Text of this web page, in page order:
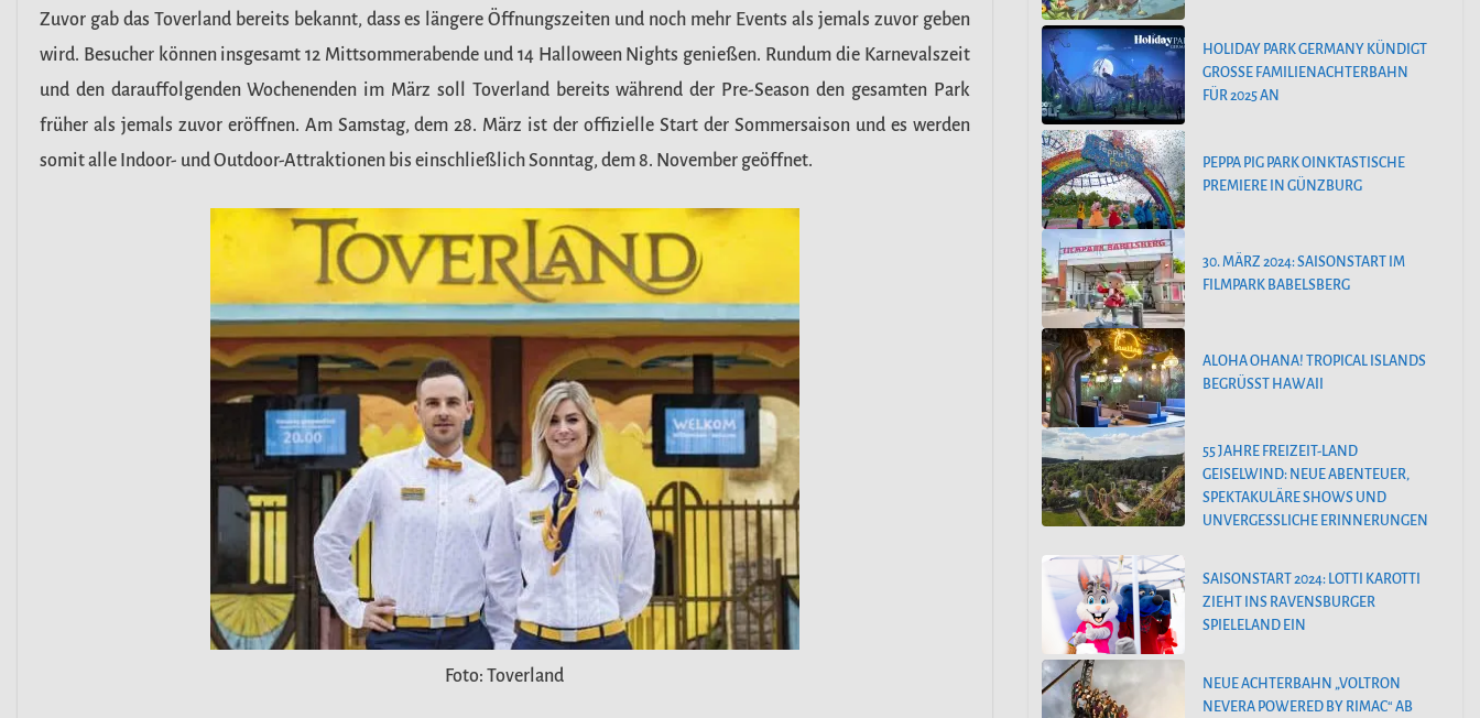
Zuvor gab das Toverland bereits bekannt, dass es längere Öffnungszeiten und noch mehr Events als jemals zuvor geben
wird. Besucher können insgesamt 12 Mittsommerabende und 14 Halloween Nights genießen. Rundum die Karnevalszeit
und den darauffolgenden Wochenenden im März soll Toverland bereits während der Pre-Season den gesamten Park
früher als jemals zuvor eröffnen. Am Samstag, dem 28. März ist der offizielle Start der Sommersaison und es werden
somit alle Indoor- und Outdoor-Attraktionen bis einschließlich Sonntag, dem 8. November geöffnet.
Foto: Toverland
HOLIDAY PARK GERMANY KÜNDIGT
GROSSE FAMILIENACHTERBAHN F
ÜR 2025 AN
PEPPA PIG PARK OINKTASTISCHE
PREMIERE IN GÜNZBURG
30. MÄRZ 2024: SAISONSTART IM
FILMPARK BABELSBERG
ALOHA OHANA! TROPICAL ISLANDS
BEGRÜSST HAWAII
55 JAHRE FREIZEIT-LAND
GEISELWIND: NEUE ABENTEUER,
SPEKTAKULÄRE SHOWS UND
UNVERGESSLICHE ERINNERUNGEN
SAISONSTART 2024: LOTTI KAROTTI
ZIEHT INS RAVENSBURGER
SPIELELAND EIN
NEUE ACHTERBAHN „VOLTRON
NEVERA POWERED BY RIMAC“ AB